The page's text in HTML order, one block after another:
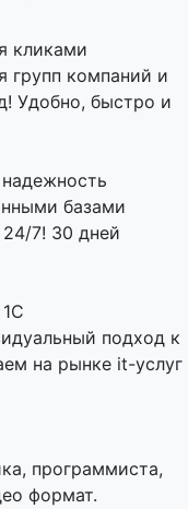
кликами
групп компаний и
Удобно, быстро и
базами
7! 30 дней
подход к
на рынке it-услуг
программиста,
формат.